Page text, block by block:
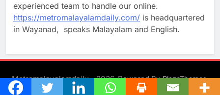
experienced team to handle our online.
https://metromalayalamdaily.com/ is headquartered
in Wayanad, speaks Malayalam and English.
Metromalayalamdaily - 2026. Powered ByBlazeThemes.